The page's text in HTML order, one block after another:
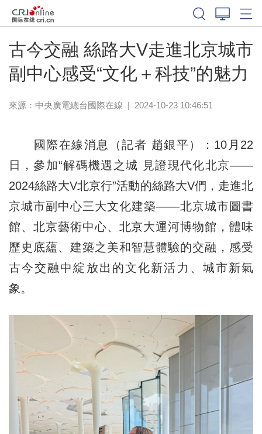
古今交融 絲路大V走進北京城市
副中心感受“文化＋科技”的魅力
來源：中央廣電總台國際在線 | 2024-10-23 10:46:51
國際在線消息（記者 趙銀平）：10月22
日，參加“解碼機遇之城 見證現代化北京——
2024絲路大V北京行”活動的絲路大V們，走進北
京城市副中心三大文化建築——北京城市圖書
館、北京藝術中心、北京大運河博物館，體味
歷史底蘊、建築之美和智慧體驗的交融，感受
古今交融中綻放出的文化新活力、城市新氣
象。